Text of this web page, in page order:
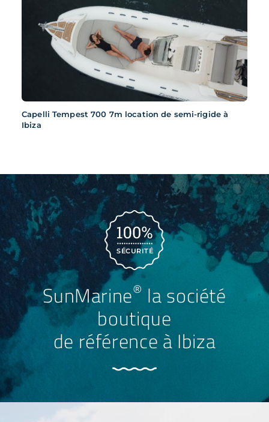
Capelli Tempest 700 7m location de semi-rigide à
Ibiza
SÉCURITÉ
SunMarine® la société
boutique
de référence à Ibiza